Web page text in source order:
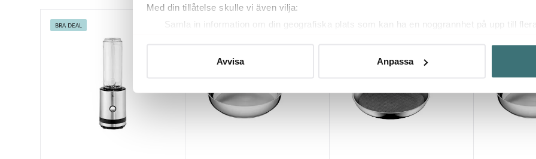
Med din tillåtelse skulle vi även vilja:
Samla in information om din geografiska plats som kan ha en noggrannhet på upp till
eller dra tillbaka ditt samtycke när som helst från cookie-förklaringen.
Vi använder cookies för att innehållet och annonserna ska anpassas efter det som vi tror att
att vi kan analysera vår trafik och göra hemsidan ännu bättre. Du bestämmer själv vilka
Avvisa Anpassa
BRA DEAL Superklipp Superklipp Superklipp